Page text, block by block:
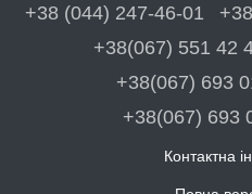
+38 (044) 247-46-01
+38(067) 551 42
+38(067) 693
+38(067) 693
Контактна